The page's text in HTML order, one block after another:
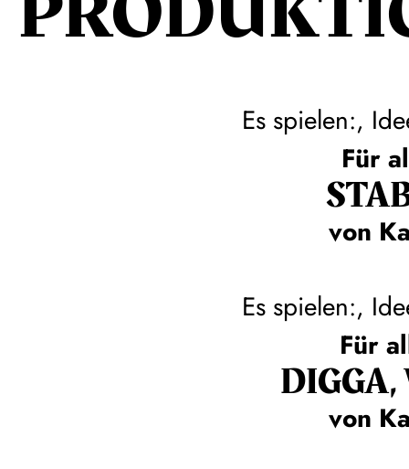
Es spielen:,
Für
von
Es spielen:,
Für
DIGGA,
von